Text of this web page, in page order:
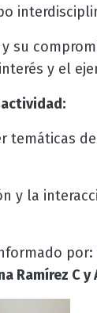
su
y el
temáticas
y la
por:
Ramírez C y